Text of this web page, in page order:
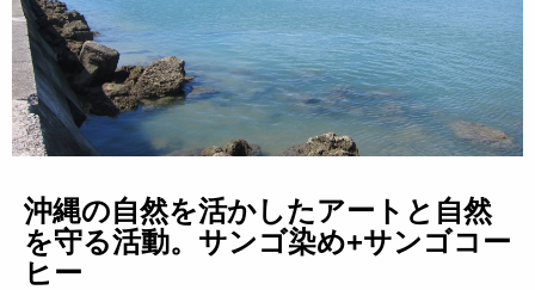
沖縄の自然を活かしたアートと自然
を守る活動。サンゴ染め+サンゴコー
ヒー